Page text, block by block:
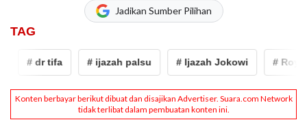
Jadikan Sumber Pilihan
TAG
# dr tifa # ijazah palsu # Ijazah Jokowi # Roy